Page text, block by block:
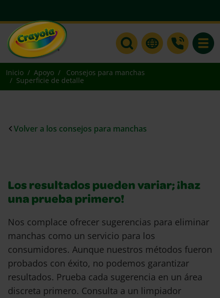
Inicio Apoyo
Consejos para manchas
Superficie de detalle
Volver a los consejos para manchas
Los resultados pueden variar; ¡haz
una prueba primero!
Nos complace ofrecer sugerencias para eliminar
manchas como un servicio para los
consumidores. Aunque nuestros métodos fueron
probados con éxito, no podemos garantizar
resultados. Prueba cada sugerencia en un área
discreta primero. Consulta a un limpiador